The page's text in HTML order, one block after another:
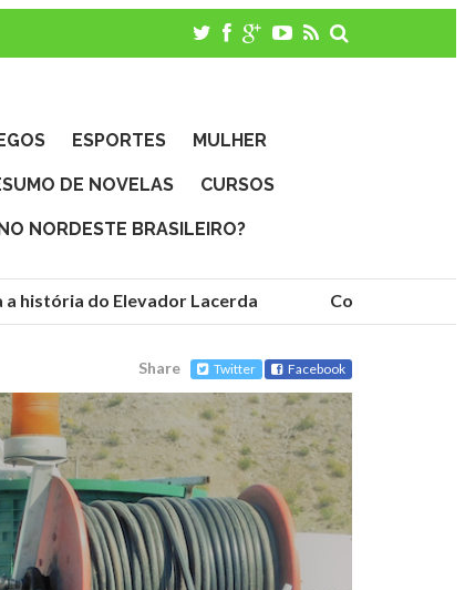
ESPORTES MULHER
DE NOVELAS CURSOS
NORDESTE BRASILEIRO?
história do Elevador Lacerda Conheça as
Share Twitter Facebook